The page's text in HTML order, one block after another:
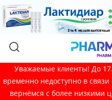
Уважаемые клиенты! До
временно недоступно в
вернёмся с более низкими